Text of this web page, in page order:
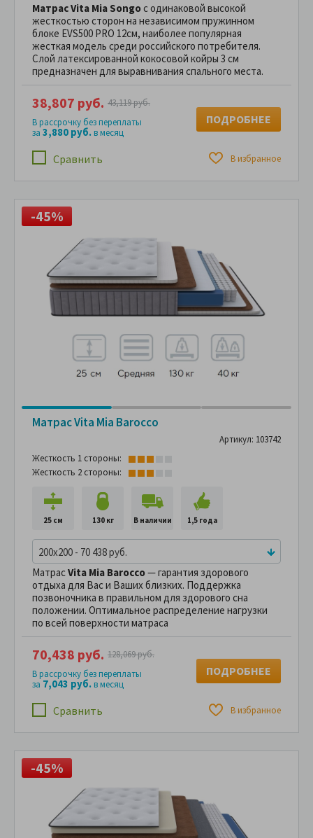
Матрас Vita Mia Songoс одинаковой высокой
жесткостью сторон на независимом пружинном
блоке EVS500 PRO 12см, наиболее популярная
жесткая модель среди российского потребителя.
Слой латексированной кокосовой койры 3 см
предназначен для выравнивания спального места.
Сравнить В избранное
38,807 руб. 43,119 руб.
В рассрочку без переплаты
за 3,880 руб.в месяц
ПОДРОБНЕЕ
-45%
Матрас Vita Mia Barocco
Артикул: 103742
Жесткость 1 стороны:
Жесткость 2 стороны:
25 см 130 кг В наличии 1,5 года
200x200 - 70 438 руб.
МатрасVita Mia Barocco— гарантия здорового
отдыха для Вас и Ваших близких. Поддержка
позвоночника в правильном для здорового сна
положении. Оптимальное распределение нагрузки
по всей поверхности матраса
Сравнить В избранное
70,438 руб. 128,069 руб.
В рассрочку без переплаты
за 7,043 руб.в месяц
ПОДРОБНЕЕ
-45%